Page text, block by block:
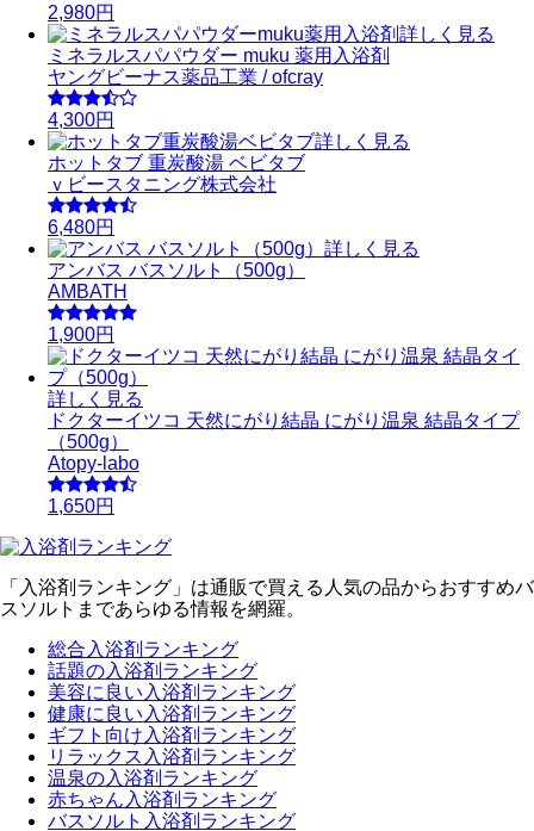
2,980円
詳しく見る
ミネラルスパパウダー muku 薬用入浴剤
ヤングビーナス薬品工業 / ofcray
4,300円
詳しく見る
ホットタブ 重炭酸湯 ベビタブ
ｖビースタニング株式会社
6,480円
詳しく見る
アンバス バスソルト（500g）
AMBATH
1,900円
詳しく見る
ドクターイツコ 天然にがり結晶 にがり温泉 結晶タイプ
（500g）
Atopy-labo
1,650円
「入浴剤ランキング」は通販で買える人気の品からおすすめバ
スソルトまであらゆる情報を網羅。
総合入浴剤ランキング
話題の入浴剤ランキング
美容に良い入浴剤ランキング
健康に良い入浴剤ランキング
ギフト向け入浴剤ランキング
リラックス入浴剤ランキング
温泉の入浴剤ランキング
赤ちゃん入浴剤ランキング
バスソルト入浴剤ランキング